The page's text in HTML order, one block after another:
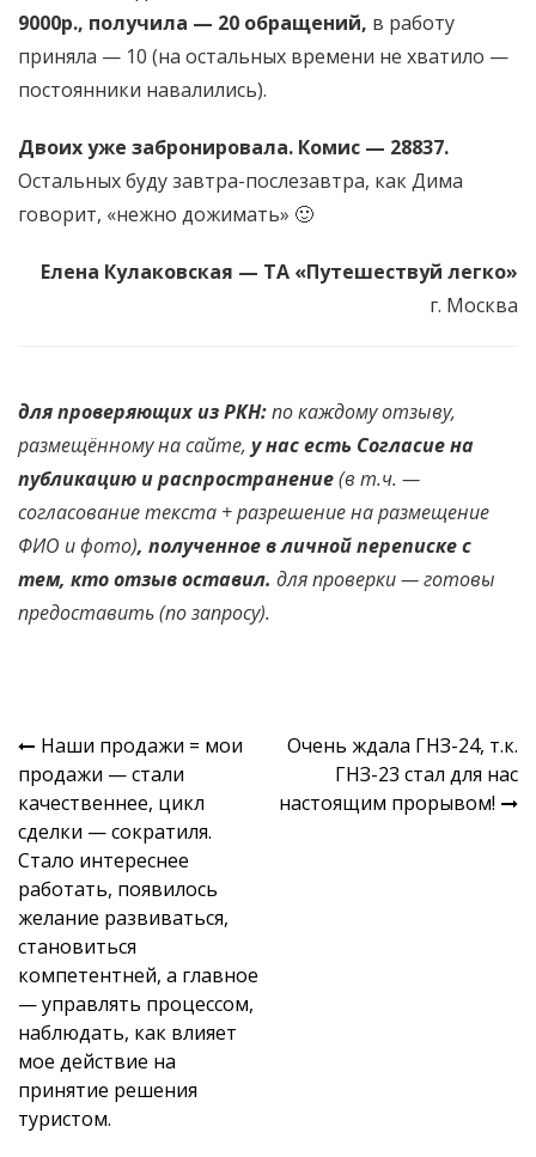
9000р., получила — 20 обращений, в работу
приняла — 10 (на остальных времени не хватило —
постоянники навалились).
Двоих уже забронировала. Комис — 28837.
Остальных буду завтра-послезавтра, как Дима
говорит, «нежно дожимать» 🙂
Елена Кулаковская — ТА «Путешествуй легко»
г. Москва
для проверяющих из РКН:по каждому отзыву,
размещённому на сайте, у нас есть Согласие на
публикацию и распространение(в т.ч. —
согласование текста + разрешение на размещение
ФИО и фото), полученное в личной переписке с
тем, кто отзыв оставил. для проверки —готовы
предоставить(по запросу).
Навигация
по
записям
Наши продажи = мои
продажи — стали
качественнее, цикл
сделки — сократиля.
Стало интереснее
работать, появилось
желание развиваться,
становиться
компетентней, а главное
— управлять процессом,
наблюдать, как влияет
мое действие на
принятие решения
туристом.
Очень ждала ГНЗ-24, т.к.
ГНЗ-23 стал для нас
настоящим прорывом!